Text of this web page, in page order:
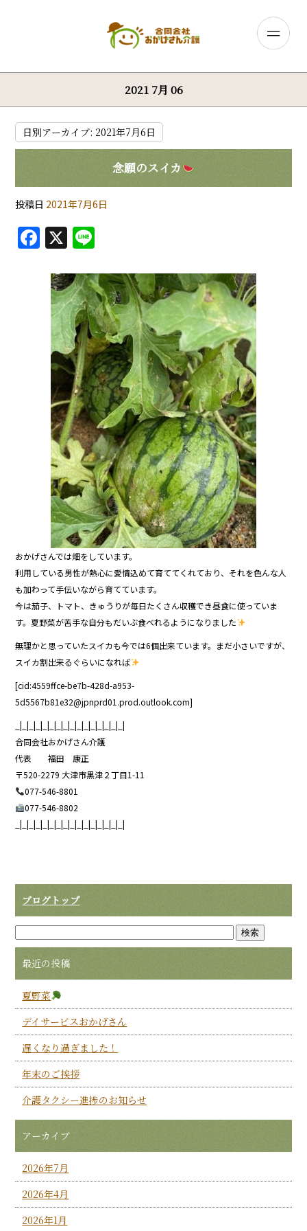
2021 7月 06
日別アーカイブ: 2021年7月6日
念願のスイカ
投稿日 2021年7月6日
F
a
c
e
b
o
o
k
X
e
おかげさんでは畑をしています。
利用している男性が熱心に愛情込めて育ててくれており、それを色んな人
も加わって手伝いながら育てています。
今は茄子、トマト、きゅうりが毎日たくさん収穫でき昼食に使っていま
す。夏野菜が苦手な自分もだいぶ食べれるようになりました
無理かと思っていたスイカも今では6個出来ています。まだ小さいですが、
スイカ割出来るぐらいになれば
[cid:4559ffce-be7b-428d-a953-
5d5567b81e32@jpnprd01.prod.outlook.com]
_|_|_|_|_|_|_|_|_|_|_|_|_|_|_|_|
合同会社おかげさん介護
代表 福田 康正
〒520-2279 大津市黒津２丁目1-11
077-546-8801
077-546-8802
_|_|_|_|_|_|_|_|_|_|_|_|_|_|_|_|
ブログトップ
最近の投稿
夏野菜
デイサービスおかげさん
遅くなり過ぎました！
年末のご挨拶
介護タクシー進捗のお知らせ
アーカイブ
2026年7月
2026年4月
2026年1月